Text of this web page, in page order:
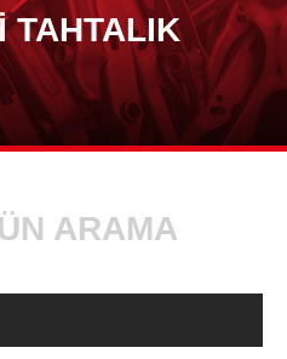
TAHTALIK
ARAMA